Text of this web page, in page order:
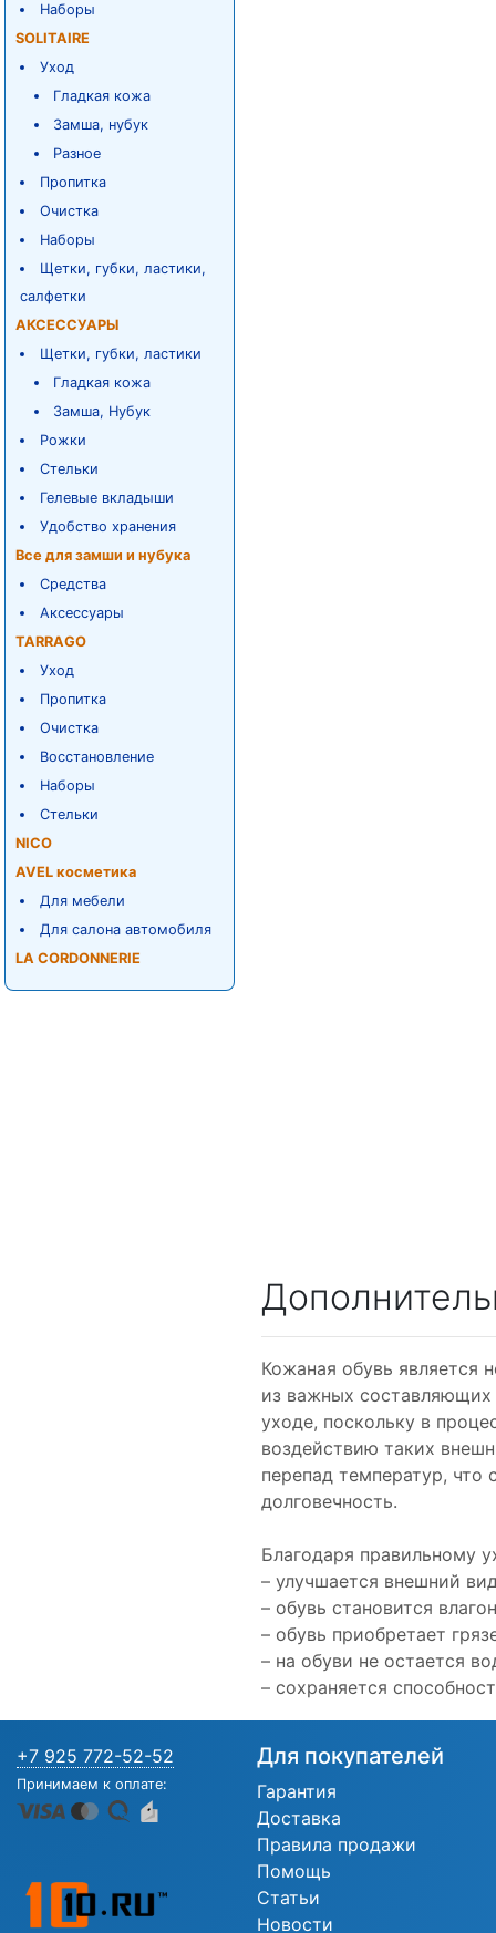
Наборы
SOLITAIRE
Уход
Гладкая кожа
Замша, нубук
Разное
Пропитка
Очистка
Наборы
Щетки, губки, ластики,
салфетки
АКСЕССУАРЫ
Щетки, губки, ластики
Гладкая кожа
Замша, Нубук
Рожки
Стельки
Гелевые вкладыши
Удобство хранения
Все для замши и нубука
Средства
Аксессуары
TARRAGO
Уход
Пропитка
Очистка
Восстановление
Наборы
Стельки
NICO
AVEL косметика
Для мебели
Для салона автомобиля
LA CORDONNERIE
Кожаная обувь является
из важных
уходе, поскольку в
воздействию таких
перепад температур,
долговечность.
Благодаря правильному
– улучшается внешний
– обувь становится
– обувь приобретает
– на обуви не остается
– сохраняется
+7 925 772-52-52
Принимаем к оплате:
Для покупателей
Гарантия
Доставка
Правила продажи
Помощь
Статьи
Новости